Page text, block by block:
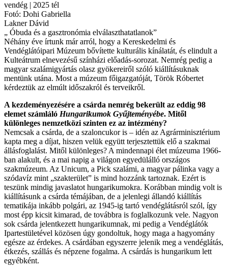
vendég | 2025 tél
Fotó: Dohi Gabriella
Lakner Dávid
„ Óbuda és a gasztronómia elválaszthatatlanok”
Néhány éve írtunk már arról, hogy a Kereskedelmi és
Vendéglátóipari Múzeum bővítette kulturális kínálatát, és elindult a
Kulteátrum elnevezésű színházi előadás-sorozat. Nemrég pedig a
magyar szalámigyártás olasz gyökereiről szóló kiállításuknak
mentünk utána. Most a múzeum főigazgatóját, Török Róbertet
kérdeztük az elmúlt időszakról és terveikről.
A kezdeményezésére a csárda nemrég bekerült az eddig 98
elemet számláló Hungarikumok Gyűjteményébe. Mitől
különleges nemzetközi szinten ez az intézmény?
Nemcsak a csárda, de a szaloncukor is – idén az Agrárminisztérium
kapta meg a díjat, hiszen velük együtt terjesztettük elő a szakmai
állásfoglalást. Mitől különleges? A mindennapi élet múzeuma 1966-
ban alakult, és a mai napig a világon egyedülálló országos
szakmúzeum. Az Unicum, a Pick szalámi, a magyar pálinka vagy a
szódavíz mint „szakterület” is mind hozzánk tartoznak. Ezért is
teszünk mindig javaslatot hungarikumokra. Korábban mindig volt is
kiállításunk a csárda témájában, de a jelenlegi állandó kiállítás
tematikája inkább polgári, az 1945-ig tartó vendéglátásról szól, így
most épp kicsit kimarad, de továbbra is foglalkozunk vele. Nagyon
sok csárda jelentkezett hungarikumnak, mi pedig a Vendéglátók
Ipartestületével közösen úgy gondoltuk, hogy maga a hagyomány
egésze az érdekes. A csárdában egyszerre jelenik meg a vendéglátás,
étkezés, szállás és népzene fogalma. A csárdás is hungarikum lett
egyébként.